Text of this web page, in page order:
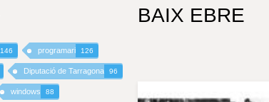
BAIX EBRE
146 programari 126
Diputació de Tarragona 96
windows 88